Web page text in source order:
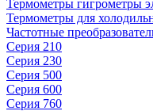
Термометры гигрометры
Термометры для
Частотные
Серия 210
Серия 230
Серия 500
Серия 600
Серия 760